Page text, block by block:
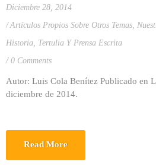
Diciembre 28, 2014
Artículos Propios Sobre Otros Temas,
Historia, Tertulia Y Prensa Escrita
0 Comments
Autor: Luis Cola Benítez Publicado en
diciembre de 2014.
Read More